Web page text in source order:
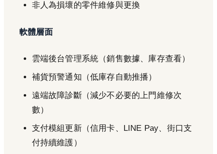
非人為損壞的零件維修與更換
軟體層面
雲端後台管理系統（銷售數據、庫存查看）
補貨預警通知（低庫存自動推播）
遠端故障診斷（減少不必要的上門維修次
數）
支付模組更新（信用卡、LINE Pay、街口支
付持續維護）